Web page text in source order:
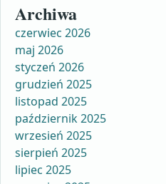
Archiwa
czerwiec 2026
maj 2026
styczeń 2026
grudzień 2025
listopad 2025
październik 2025
wrzesień 2025
sierpień 2025
lipiec 2025